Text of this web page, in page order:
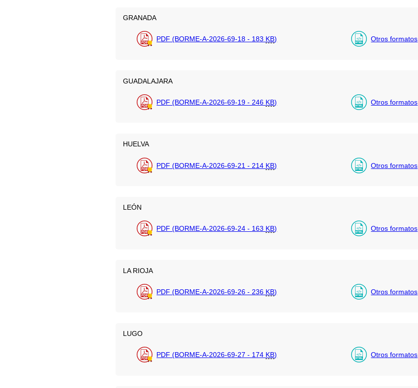
GRANADA
PDF (BORME-A-2026-69-18 - 183 KB) Otros formatos
GUADALAJARA
PDF (BORME-A-2026-69-19 - 246 KB) Otros formatos
HUELVA
PDF (BORME-A-2026-69-21 - 214 KB) Otros formatos
LEÓN
PDF (BORME-A-2026-69-24 - 163 KB) Otros formatos
LA RIOJA
PDF (BORME-A-2026-69-26 - 236 KB) Otros formatos
LUGO
PDF (BORME-A-2026-69-27 - 174 KB) Otros formatos